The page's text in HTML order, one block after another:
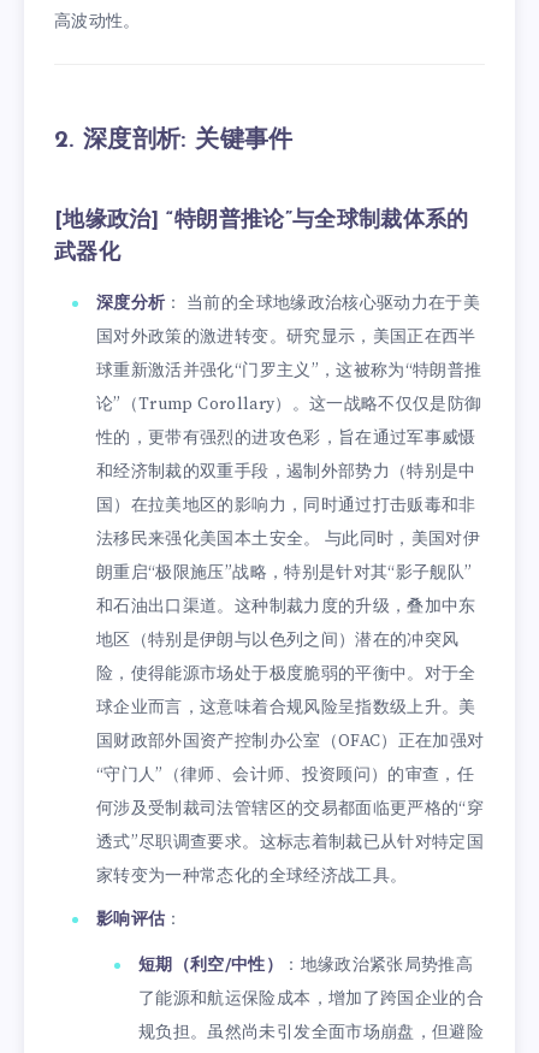
高波动性。
2. 深度剖析: 关键事件
[地缘政治] “特朗普推论”与全球制裁体系的
武器化
深度分析 ： 当前的全球地缘政治核心驱动力在于美
国对外政策的激进转变。研究显示，美国正在西半
球重新激活并强化“门罗主义”，这被称为“特朗普推
论”（Trump Corollary）。这一战略不仅仅是防御
性的，更带有强烈的进攻色彩，旨在通过军事威慑
和经济制裁的双重手段，遏制外部势力（特别是中
国）在拉美地区的影响力，同时通过打击贩毒和非
法移民来强化美国本土安全。 与此同时，美国对伊
朗重启“极限施压”战略，特别是针对其“影子舰队”
和石油出口渠道。这种制裁力度的升级，叠加中东
地区（特别是伊朗与以色列之间）潜在的冲突风
险，使得能源市场处于极度脆弱的平衡中。对于全
球企业而言，这意味着合规风险呈指数级上升。美
国财政部外国资产控制办公室（OFAC）正在加强对
“守门人”（律师、会计师、投资顾问）的审查，任
何涉及受制裁司法管辖区的交易都面临更严格的“穿
透式”尽职调查要求。这标志着制裁已从针对特定国
家转变为一种常态化的全球经济战工具。
影响评估 ：
短期（利空/中性）
：地缘政治紧张局势推高
了能源和航运保险成本，增加了跨国企业的合
规负担。虽然尚未引发全面市场崩盘，但避险